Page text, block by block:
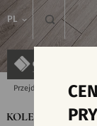
PL
Przejdź do strony
KOLEKCJE